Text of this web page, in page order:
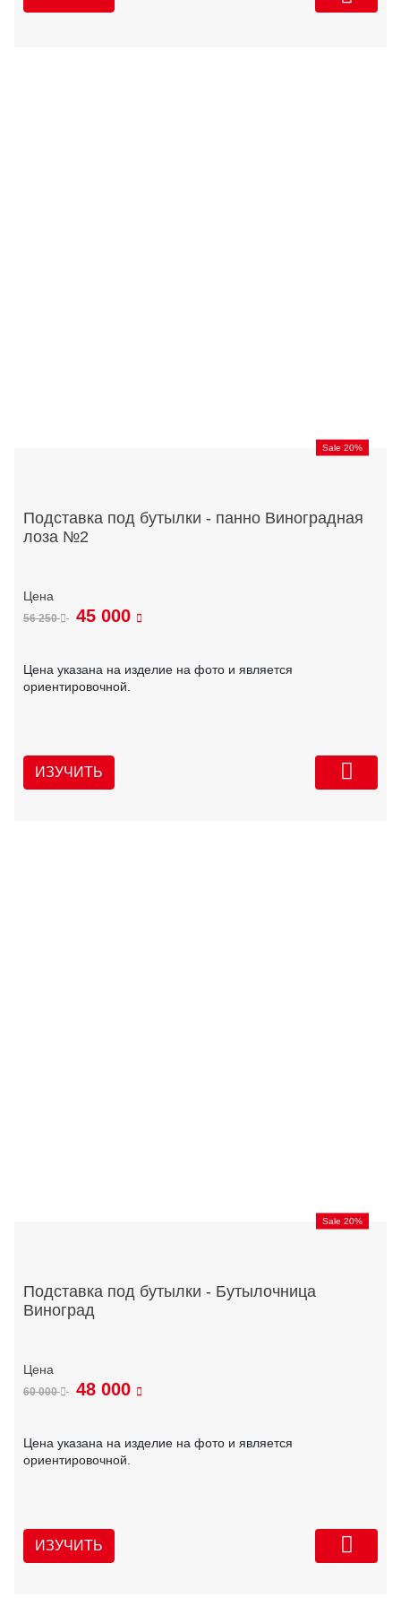
Sale 20%
Подставка под бутылки - панно Виноградная
лоза №2
56 250 45 000
Цена указана на изделие на фото и является
ориентировочной.
ИЗУЧИТЬ
Sale 20%
Подставка под бутылки - Бутылочница
Виноград
60 000 48 000
Цена указана на изделие на фото и является
ориентировочной.
ИЗУЧИТЬ